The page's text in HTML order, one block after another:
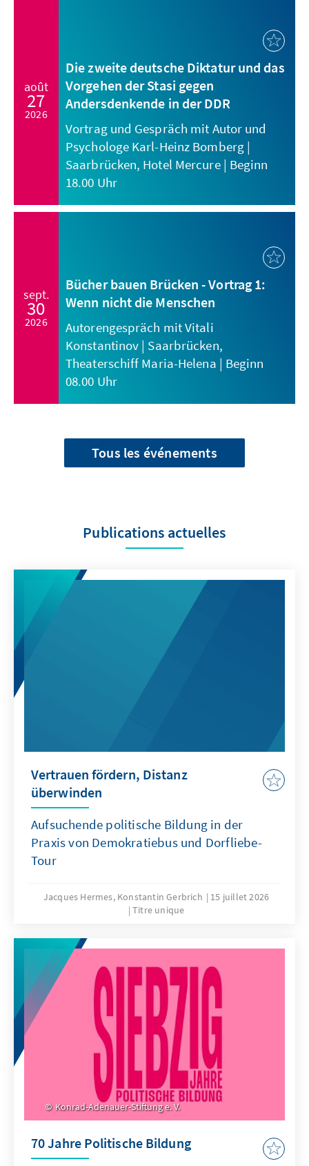
août
27
2026
Die zweite deutsche Diktatur und das
Vorgehen der Stasi gegen
Andersdenkende in der DDR
Vortrag und Gespräch mit Autor und
Psychologe Karl-Heinz Bomberg |
Saarbrücken, Hotel Mercure | Beginn
18.00 Uhr
sept.
30
2026
Bücher bauen Brücken - Vortrag 1:
Wenn nicht die Menschen
Autorengespräch mit Vitali
Konstantinov | Saarbrücken,
Theaterschiff Maria-Helena | Beginn
08.00 Uhr
Tous les événements
Publications actuelles
Vertrauen fördern, Distanz
überwinden
Aufsuchende politische Bildung in der
Praxis von Demokratiebus und Dorfliebe-
Tour
Jacques Hermes, Konstantin Gerbrich
15 juillet 2026
Titre unique
Konrad-Adenauer-Stiftung e. V.
70 Jahre Politische Bildung